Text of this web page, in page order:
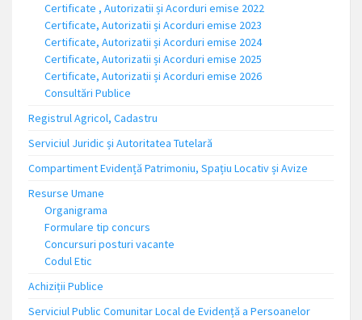
Certificate , Autorizatii și Acorduri emise 2022
Certificate, Autorizatii și Acorduri emise 2023
Certificate, Autorizatii și Acorduri emise 2024
Certificate, Autorizatii și Acorduri emise 2025
Certificate, Autorizatii și Acorduri emise 2026
Consultări Publice
Registrul Agricol, Cadastru
Serviciul Juridic și Autoritatea Tutelară
Compartiment Evidență Patrimoniu, Spațiu Locativ și Avize
Resurse Umane
Organigrama
Formulare tip concurs
Concursuri posturi vacante
Codul Etic
Achiziții Publice
Serviciul Public Comunitar Local de Evidență a Persoanelor